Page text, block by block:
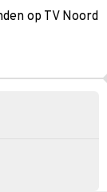
op TV Noord